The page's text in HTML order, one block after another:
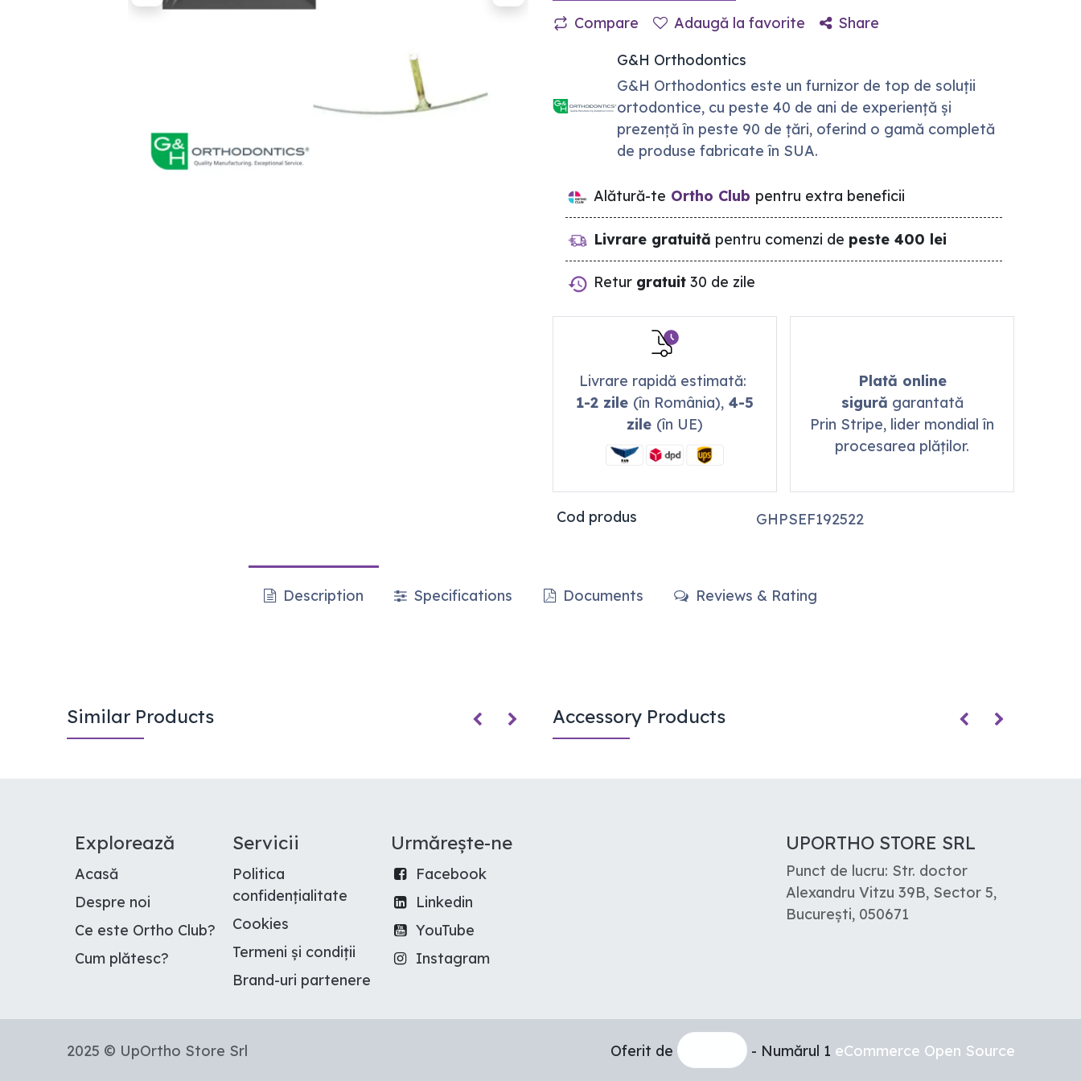
Compare Adaugă la favorite
Share
G&H Orthodontics
G&H Orthodontics este un furnizor de top de soluții
ortodontice, cu peste 40 de ani de experiență și
prezență în peste 90 de țări, oferind o gamă completă
de produse fabricate în SUA.
Alătură-te Ortho Club pentru extra beneficii
Livrare gratuită pentru comenzi de peste 400 lei
Retur gratuit 30 de zile
Livrare rapidă estimată:
1-2 zile (în România), 4-5
zile (în UE)
Plată online
sigură garantată
Prin Stripe, lider mondial în
procesarea plăților.
Cod produs GHPSEF192522
Description Specifications Documents Reviews & Rating
Similar Products Accessory Products
E​xplorează
Acasă
Despre noi
Ce este Ortho Club?
Cum plătesc?
Servicii
Politica
confidențialitate
Cookies
Termeni și condiții
Brand-uri partenere
Urmărește-ne
Facebook
Linkedin
YouTube
Instagram
UPORTHO STORE SRL
Punct de lucru: Str. doctor
Alexandru Vitzu 39B, Sector 5,
București, 050671
2025 © UpOrtho Store Srl Oferit de - Numărul 1 eCommerce Open Source